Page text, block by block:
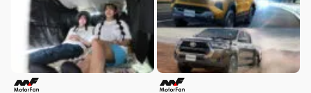
イラックス 徹底比較】